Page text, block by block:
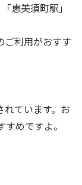
恵美須町駅」
利用がおすす
れています。お
めですよ。